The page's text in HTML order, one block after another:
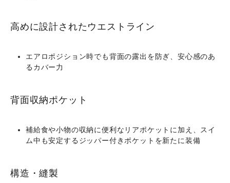
高めに設計されたウエストライン
エアロポジション時でも背面の露出を防ぎ、安心感のあ
るカバー力
背面収納ポケット
補給食や小物の収納に便利なリアポケットに加え、スイ
ム中も安定する ジッパー付きポケット を新たに装備
構造・縫製